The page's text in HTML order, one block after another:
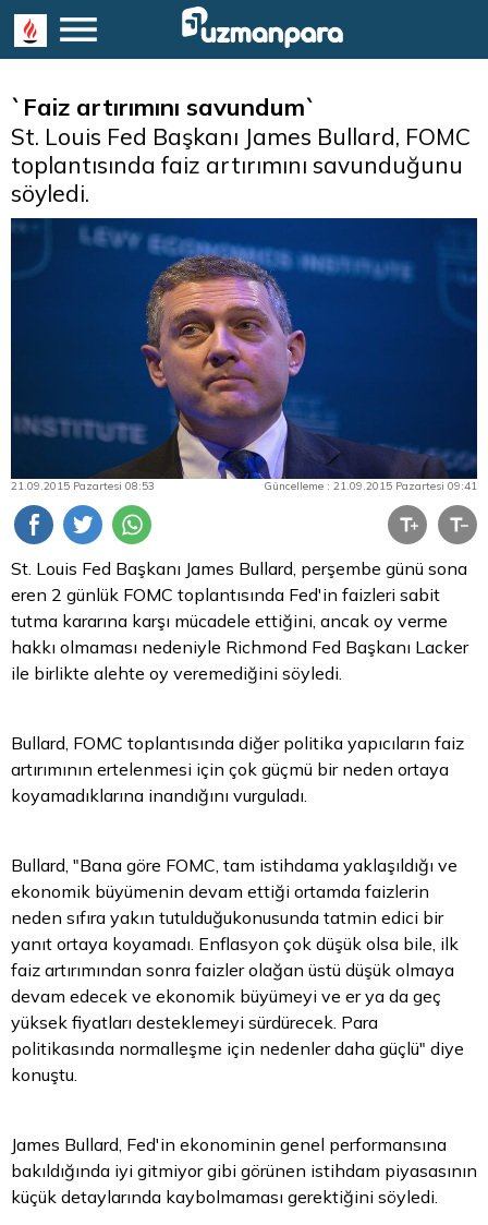
`Faiz artırımını savundum`
St. Louis Fed Başkanı James Bullard, FOMC
toplantısında faiz artırımını savunduğunu
söyledi.
21.09.2015 Pazartesi 08:53 Güncelleme : 21.09.2015 Pazartesi 09:41
St. Louis Fed Başkanı James Bullard, perşembe günü sona
eren 2 günlük FOMC toplantısında Fed'in faizleri sabit
tutma kararına karşı mücadele ettiğini, ancak oy verme
hakkı olmaması nedeniyle Richmond Fed Başkanı Lacker
ile birlikte alehte oy veremediğini söyledi.
Bullard, FOMC toplantısında diğer politika yapıcıların faiz
artırımının ertelenmesi için çok güçmü bir neden ortaya
koyamadıklarına inandığını vurguladı.
Bullard, "Bana göre FOMC, tam istihdama yaklaşıldığı ve
ekonomik büyümenin devam ettiği ortamda faizlerin
neden sıfıra yakın tutulduğukonusunda tatmin edici bir
yanıt ortaya koyamadı. Enflasyon çok düşük olsa bile, ilk
faiz artırımından sonra faizler olağan üstü düşük olmaya
devam edecek ve ekonomik büyümeyi ve er ya da geç
yüksek fiyatları desteklemeyi sürdürecek. Para
politikasında normalleşme için nedenler daha güçlü" diye
konuştu.
James Bullard, Fed'in ekonominin genel performansına
bakıldığında iyi gitmiyor gibi görünen istihdam piyasasının
küçük detaylarında kaybolmaması gerektiğini söyledi.